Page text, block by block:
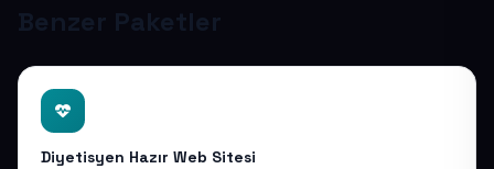
Google mobil sıralamasına uygundur.
Benzer Paketler
Diyetisyen Hazır Web Sitesi